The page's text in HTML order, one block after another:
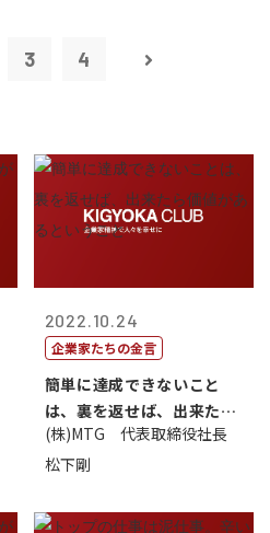
3 4
2022.10.24
企業家たちの金言
簡単に達成できないこと
は、裏を返せば、出来たら
価値があるとい...
(株)MTG 代表取締役社長
松下剛